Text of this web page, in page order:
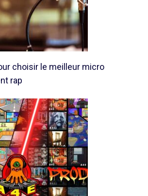
choisir le meilleur micro
rap